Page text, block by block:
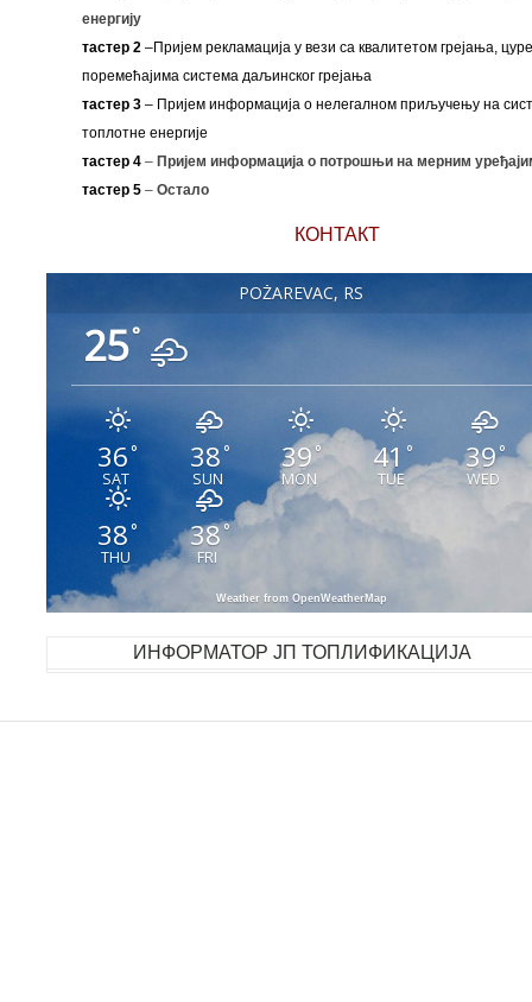
енергију
тастер 2 –Пријем рекламација у вези са квалитетом грејања,
поремећајима система даљинског грејања
тастер 3– Пријем информација о нелегалном приључењу на
топлотне енергије
тастер 4 – Пријем информација о потрошњи на мерним
тастер 5 – Остало
КОНТАКТ
POŽAREVAC, RS
25°
36°
SAT
38 °
SUN
39°
MON
41 °
TUE
39°
WED
38°
THU
38°
FRI
Weather from OpenWeatherMap
ИНФОРМАТОР ЈП ТОПЛИФИКАЦИЈА